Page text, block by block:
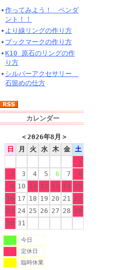
作ってみよう！ ペンダ
ント！！
より線リングの作り方
ブックマークの作り方
K10 原石のリングの作
り方
シルバーアクセサリー
石留めの仕方
カレンダー
＜2026年8月 ＞
日
月 火 水 木 金
土
1
2
3 4 5 6 7
8
9 10 11 12 13 14 15
16 17 18 19 20 21 22
23 24 25 26 27 28 29
30 31
今日
定休日
臨時休業